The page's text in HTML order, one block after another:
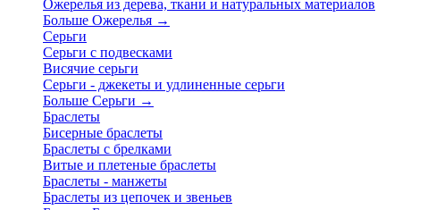
Ожерелья из дерева, ткани и натуральных материалов
Больше Ожерелья →
Серьги
Серьги с подвесками
Висячие серьги
Серьги - джекеты и удлиненные серьги
Больше Серьги →
Браслеты
Бисерные браслеты
Браслеты с брелками
Витые и плетеные браслеты
Браслеты - манжеты
Браслеты из цепочек и звеньев